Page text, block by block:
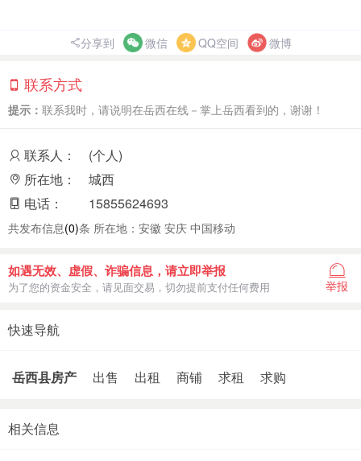
分享到 微信 QQ空间 微博
联系方式
提示： 联系我时，请说明在岳西在线－掌上岳西看到的，谢谢！
联系人：
(个人)
所在地：
城西
电话：
15855624693
共发布信息(0)条 所在地：安徽 安庆 中国移动
如遇无效、虚假、诈骗信息，请立即举报
为了您的资金安全，请见面交易，切勿提前支付任何费用 举报
快速导航
岳西县房产 出售 出租 商铺 求租 求购
相关信息